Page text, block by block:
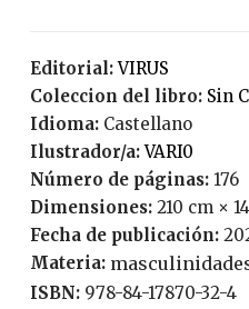
Editorial: VIRUS
Coleccion del libro:
Sin
Idioma:
Castellano
Ilustrador/a: VARI0
Número de páginas: 176
Dimensiones: 210 cm ×
Fecha de publicación:
Materia:
ISBN:
978-84-17870-32-4